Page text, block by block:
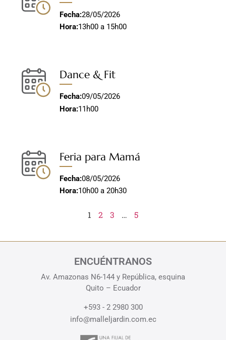
Fecha:28/05/2026
Hora:13h00 a 15h00
Dance & Fit
Fecha:09/05/2026
Hora:11h00
Feria para Mamá
Fecha:08/05/2026
Hora:10h00 a 20h30
1 2 3 … 5
ENCUÉNTRANOS
Av. Amazonas N6-144 y República, esquina
Quito – Ecuador
+593 - 2 2980 300
info@malleljardin.com.ec